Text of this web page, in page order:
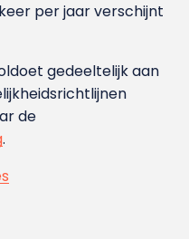
per jaar verschijnt
gedeeltelijk aan
de
.